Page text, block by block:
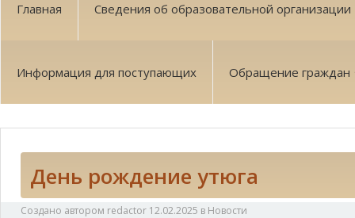
Главная Сведения об образовательной организации
Информация для поступающих Обращение граждан
День рождение утюга
Создано автором redactor 12.02.2025 в Новости